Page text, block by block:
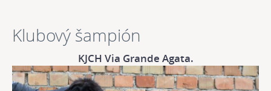
Klubový šampión
KJCH Via Grande Agata.